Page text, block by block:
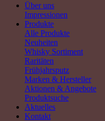
Über uns
Impressionen
Produkte
Alle Produkte
Neuheiten
Whisky Sortiment
Raritäten
Frühjahrsputz
Marken & Hersteller
Aktionen & Angebote
Produktsuche
Aktuelles
Kontakt